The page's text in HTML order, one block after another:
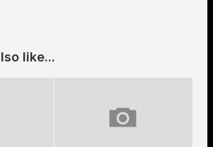
like...